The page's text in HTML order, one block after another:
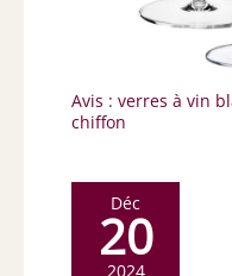
Avis : verres à vin
chiffon
Déc
20
2024